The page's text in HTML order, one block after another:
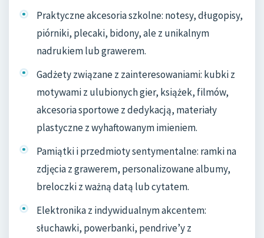
Praktyczne akcesoria szkolne: notesy, długopisy,
piórniki, plecaki, bidony, ale z unikalnym
nadrukiem lub grawerem.
Gadżety związane z zainteresowaniami: kubki z
motywami z ulubionych gier, książek, filmów,
akcesoria sportowe z dedykacją, materiały
plastyczne z wyhaftowanym imieniem.
Pamiątki i przedmioty sentymentalne: ramki na
zdjęcia z grawerem, personalizowane albumy,
breloczki z ważną datą lub cytatem.
Elektronika z indywidualnym akcentem:
słuchawki, powerbanki, pendrive’y z